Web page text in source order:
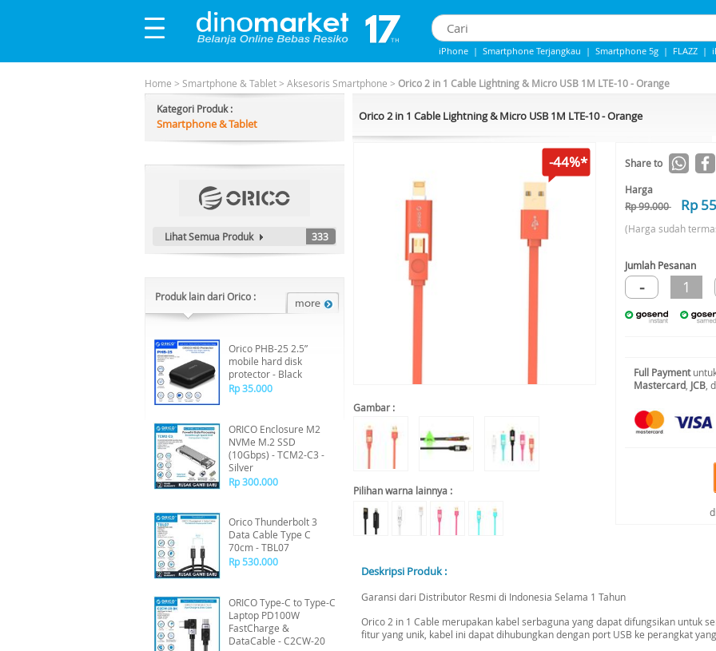
iPhone | Smartphone Terjangkau | Smartphone 5g | FLAZZ |
Home > Smartphone & Tablet> Aksesoris Smartphone > Orico 2 in 1 Cable Lightning & Micro USB 1M LTE-10 - Orange
Kategori Produk :
Smartphone & Tablet
Lihat Semua Produk 333
Produk lain dari Orico :
Orico PHB-25 2.5”
mobile hard disk
protector - Black
Rp 35.000
ORICO Enclosure M2
NVMe M.2 SSD
(10Gbps) - TCM2-C3 -
Silver
Rp 300.000
Orico Thunderbolt 3
Data Cable Type C
70cm - TBL07
Rp 530.000
ORICO Type-C to Type-C
Laptop PD100W
FastCharge &
DataCable - C2CW-20
Orico 2 in 1 Cable Lightning & Micro USB 1M LTE-10 - Orange
-44%*
Gambar :
Pilihan warna lainnya :
Share to
Harga
Rp 99.000
Rp
(Harga sudah
Jumlah Pesanan
- 1
Full Payment
Mastercard JCB ,
Deskripsi Produk :
Garansi dari Distributor Resmi di Indonesia Selama 1 Tahun
Orico 2 in 1 Cable merupakan kabel serbaguna yang dapat difungsikan untuk
fitur yang unik, kabel ini dapat dihubungkan dengan port USB ke perangkat